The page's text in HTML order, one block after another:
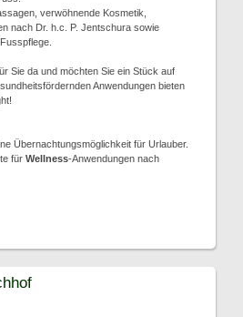
verwöhnende Kosmetik,
nach Dr. h.c. P. Jentschura sowie
Sie da und möchten Sie ein Stück auf
Anwendungen bieten
Übernachtungsmöglichkeit für Urlauber.
für Wellness-Anwendungen nach